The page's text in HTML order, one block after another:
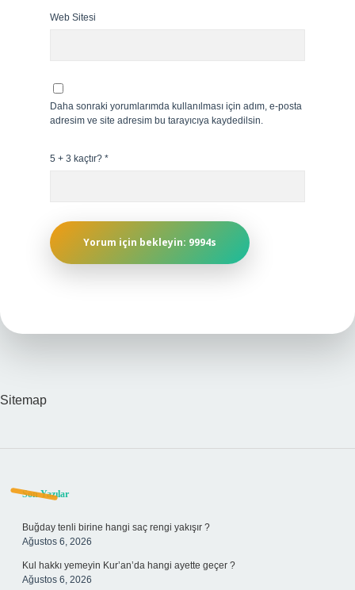
Web Sitesi
Daha sonraki yorumlarımda kullanılması için adım, e-posta
adresim ve site adresim bu tarayıcıya kaydedilsin.
5 + 3 kaçtır? *
Sitemap
Sidebar
Son Yazılar
Buğday tenli birine hangi saç rengi yakışır ?
Ağustos 6, 2026
Kul hakkı yemeyin Kur’an’da hangi ayette geçer ?
Ağustos 6, 2026